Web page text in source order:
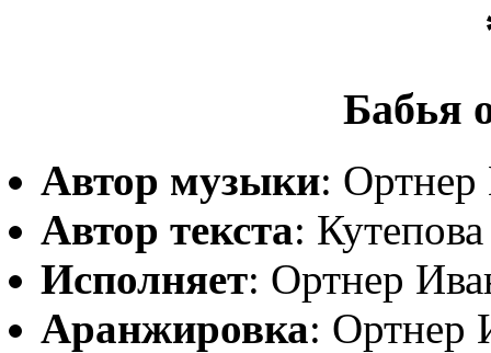
Бабья
Автор музыки: Ортнер
Автор текста:
Исполняет: Ортнер
Аранжировка: Ортнер